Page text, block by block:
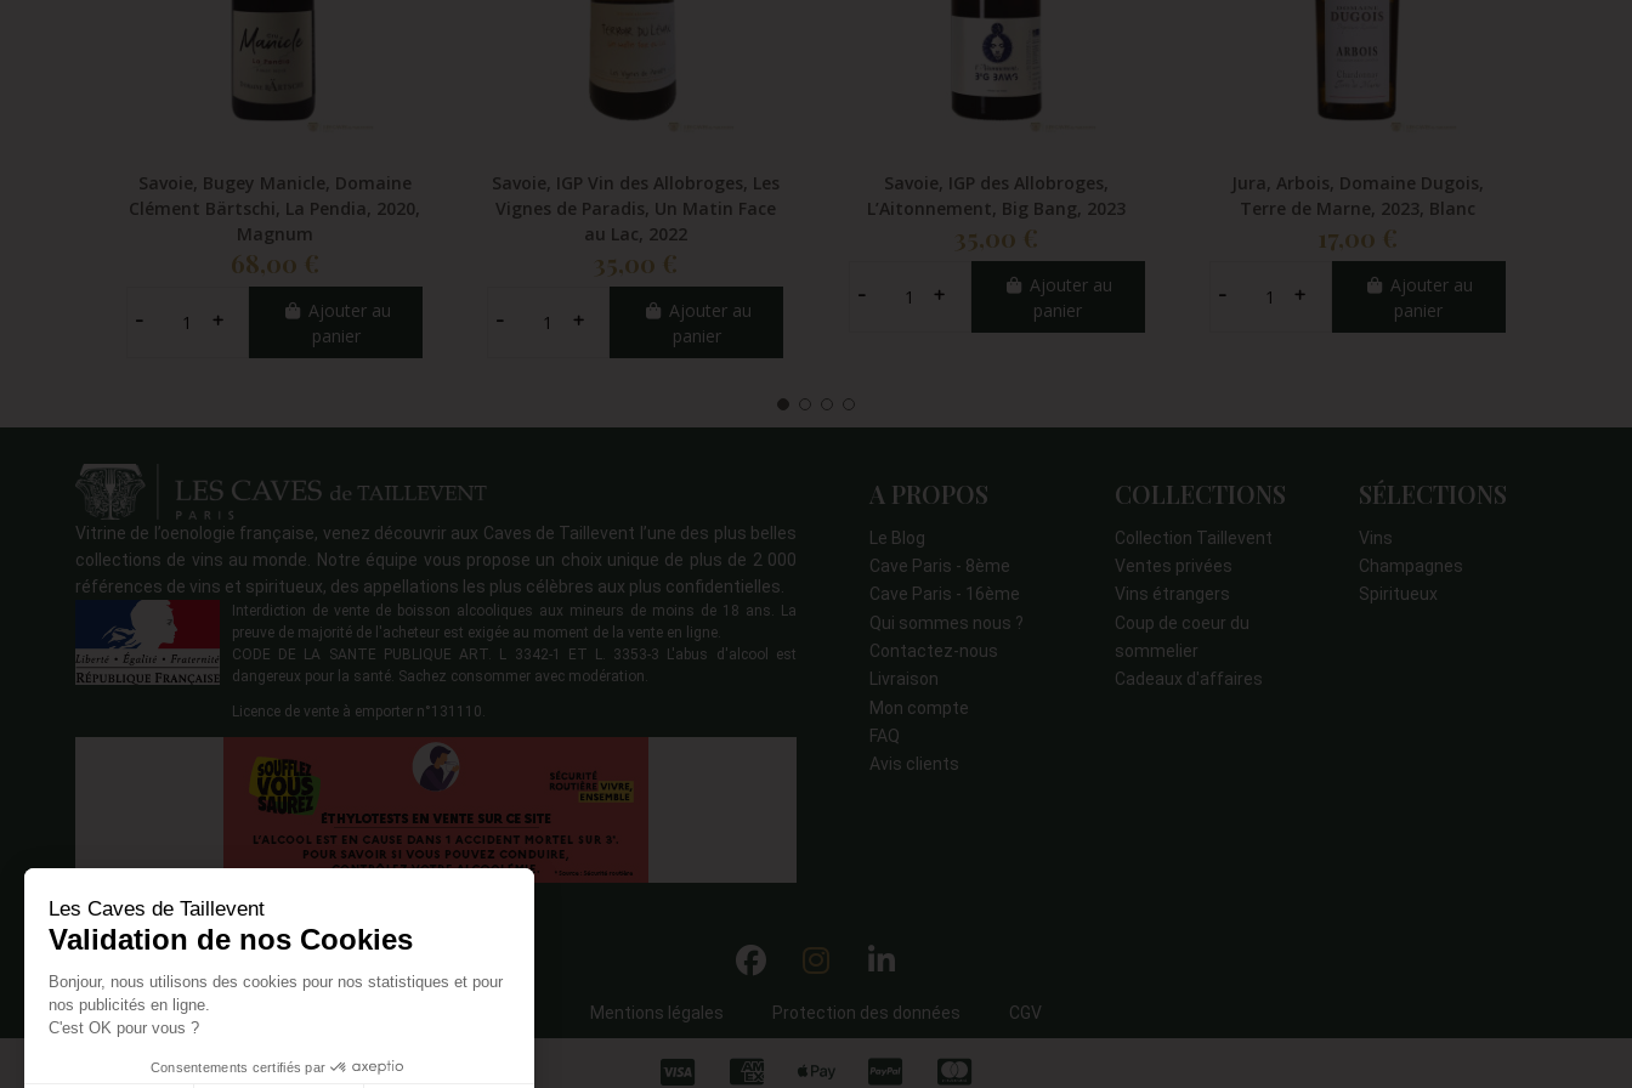
Savoie, Bugey Manicle, Domaine
Clément Bärtschi, La Pendia, 2020,
Magnum
68,00 €
Ajouter au
panier
Savoie, IGP Vin des Allobroges, Les
Vignes de Paradis, Un Matin Face
au Lac, 2022
35,00 €
Ajouter au
panier
Savoie, IGP des Allobroges,
L’Aitonnement, Big Bang, 2023
35,00 €
Ajouter au
panier
Jura, Arbois, Domaine Dugois,
Terre de Marne, 2023, Blanc
17,00 €
Ajouter au
panier
Vitrine de l’oenologie française, venez découvrir aux Caves de Taillevent l’une des plus belles
collections de vins au monde. Notre équipe vous propose un choix unique de plus de 2 000
références de vins et spiritueux, des appellations les plus célèbres aux plus confidentielles.
Interdiction de vente de boisson alcooliques aux mineurs de moins de 18 ans. La
preuve de majorité de l'acheteur est exigée au moment de la vente en ligne.
CODE DE LA SANTE PUBLIQUE ART. L 3342-1 ET L. 3353-3 L'abus d'alcool est
dangereux pour la santé. Sachez consommer avec modération.
Licence de vente à emporter n°131110.
A PROPOS
Le Blog
Cave Paris - 8ème
Cave Paris - 16ème
Qui sommes nous ?
Contactez-nous
Livraison
Mon compte
FAQ
Avis clients
COLLECTIONS
Collection Taillevent
Ventes privées
Vins étrangers
Coup de coeur du
sommelier
Cadeaux d'affaires
SÉLECTIONS
Vins
Champagnes
Spiritueux
Mentions légales Protection des données CGV
Les Caves de Taillevent
Validation de nos Cookies
Bonjour, nous utilisons des cookies pour nos statistiques et pour
nos publicités en ligne.
C'est OK pour vous ?
Consentements certifiés par